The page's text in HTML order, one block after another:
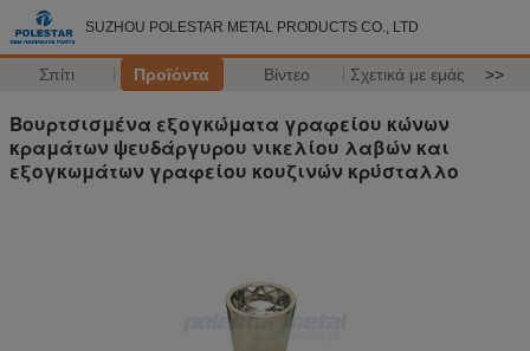
SUZHOU POLESTAR METAL PRODUCTS CO., LTD
Σπίτι Προϊόντα Βίντεο Σχετικά με εμάς >>
Βουρτσισμένα εξογκώματα γραφείου κώνων
κραμάτων ψευδάργυρου νικελίου λαβών και
εξογκωμάτων γραφείου κουζινών κρύσταλλο